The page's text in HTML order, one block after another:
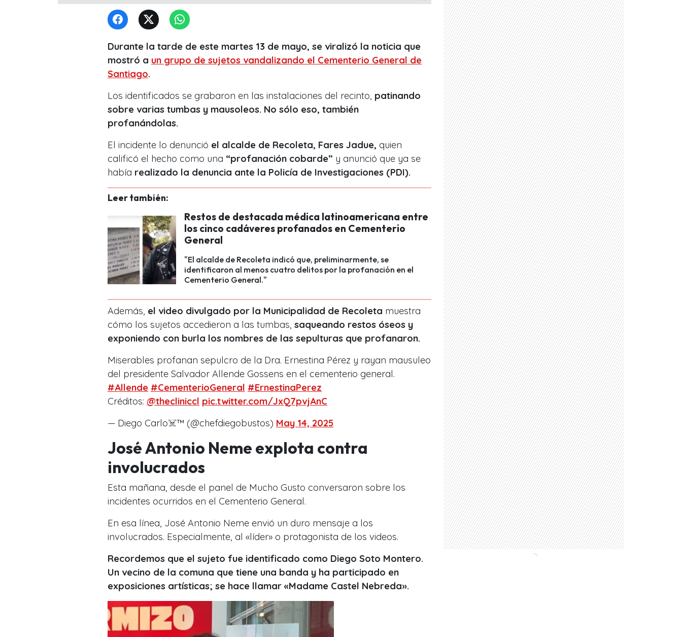
Durante la tarde de este martes 13 de mayo, se viralizó la noticia que
mostró a un grupo de sujetos vandalizando el Cementerio General de
Santiago.
Los identificados se grabaron en las instalaciones del recinto, patinando
sobre varias tumbas y mausoleos. No sólo eso, también
profanándolas.
El incidente lo denunció el alcalde de Recoleta, Fares Jadue, quien
calificó el hecho como una “profanación cobarde” y anunció que ya se
había realizado la denuncia ante la Policía de Investigaciones (PDI).
Leer también:
Restos de destacada médica latinoamericana entre
los cinco cadáveres profanados en Cementerio
General
"El alcalde de Recoleta indicó que, preliminarmente, se
identificaron al menos cuatro delitos por la profanación en el
Cementerio General."
Además, el video divulgado por la Municipalidad de Recoleta muestra
cómo los sujetos accedieron a las tumbas, saqueando restos óseos y
exponiendo con burla los nombres de las sepulturas que profanaron.
Miserables profanan sepulcro de la Dra. Ernestina Pérez y rayan mausuleo
del presidente Salvador Allende Gossens en el cementerio general.
#Allende #CementerioGeneral #ErnestinaPerez
Créditos: @thecliniccl pic.twitter.com/JxQ7pvjAnC
— Diego Carlo‍☠️™ (@chefdiegobustos) May 14, 2025
José Antonio Neme explota contra
involucrados
Esta mañana, desde el panel de Mucho Gusto conversaron sobre los
incidentes ocurridos en el Cementerio General.
En esa línea, José Antonio Neme envió un duro mensaje a los
involucrados. Especialmente, al «líder» o protagonista de los videos.
Recordemos que el sujeto fue identificado como Diego Soto Montero.
Un vecino de la comuna que tiene una banda y ha participado en
exposiciones artísticas; se hace llamar «Madame Castel Nebreda».